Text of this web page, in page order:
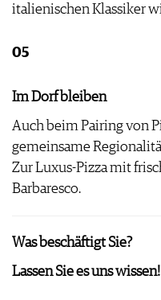
italienischen Klassiker
05
Im Dorf bleiben
Auch beim Pairing von
gemeinsame
Zur Luxus-Pizza mit
Barbaresco.
Was beschäftigt Sie?
Lassen Sie es uns wissen!